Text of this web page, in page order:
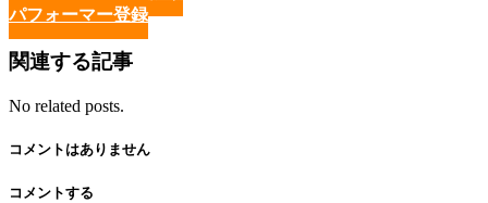
パフォーマー登録
関連する記事
No related posts.
コメントはありません
コメントする